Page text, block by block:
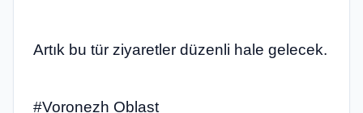
Artık bu tür ziyaretler düzenli hale gelecek.
#Voronezh Oblast